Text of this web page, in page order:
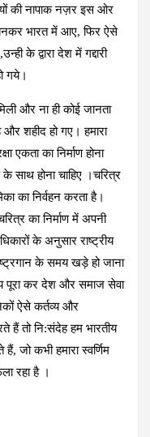
की नापाक नज़र इस ओर
भारत में आए, फिर ऐसे
के द्वारा देश में गद्दारी
गये।
और ना ही कोई जानता
शहीद हो गए। हमारा
एकता का निर्माण होना
साथ होना चाहिए ।चरित्र
का निर्वहन करता है।
का निर्माण में अपनी
के अनुसार राष्ट्रीय
के समय खड़े हो जाना
पूरा कर देश और समाज सेवा
ऐसे कर्तव्य और
हैं तो नि:संदेह हम भारतीय
जो कभी हमारा स्वर्णिम
रहा है ।